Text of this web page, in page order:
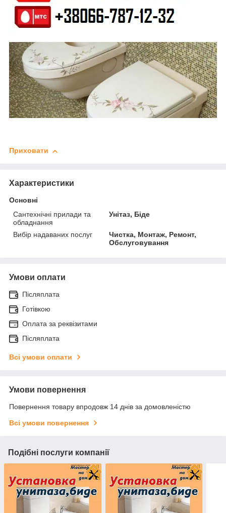
Приховати
Характеристики
Основні
Сантехнічні прилади та
обладнання
Унітаз, Біде
Вибір надаваних послуг
Чистка, Монтаж, Ремонт,
Обслуговування
Умови оплати
Післяплата
Готівкою
Оплата за реквізитами
Післяплата
Всі умови оплати
Умови повернення
Повернення товару впродовж 14 днів за домовленістю
Всі умови повернення
Подібні послуги компанії